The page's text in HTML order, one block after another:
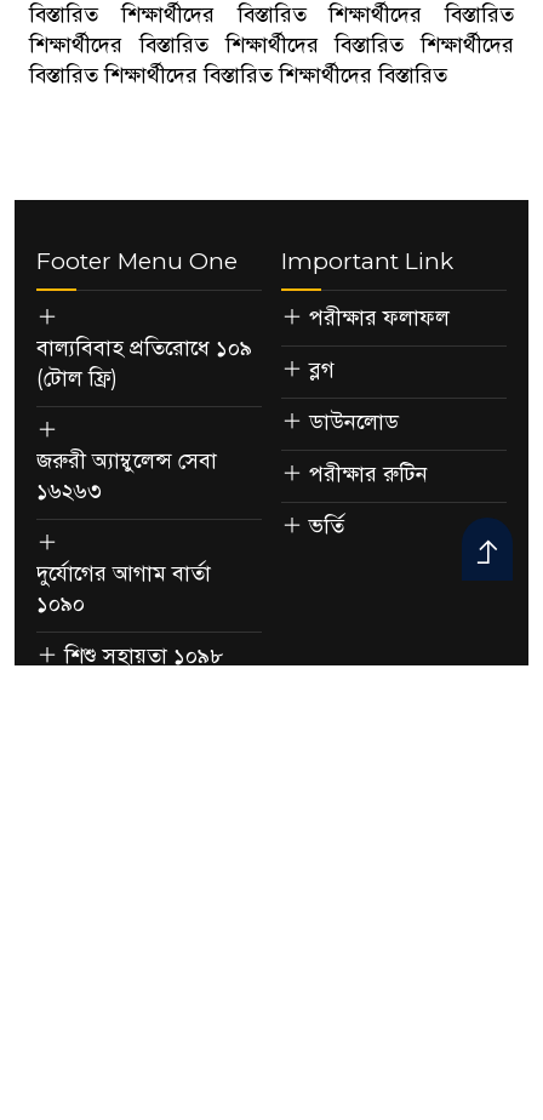
বিস্তারিত শিক্ষার্থীদের বিস্তারিত শিক্ষার্থীদের বিস্তারিত
শিক্ষার্থীদের বিস্তারিত শিক্ষার্থীদের বিস্তারিত শিক্ষার্থীদের
বিস্তারিত শিক্ষার্থীদের বিস্তারিত শিক্ষার্থীদের বিস্তারিত
Footer Menu One
বাল্যবিবাহ প্রতিরোধে ১০৯
(টোল ফ্রি)
জরুরী অ্যাম্বুলেন্স সেবা
১৬২৬৩
দুর্যোগের আগাম বার্তা
১০৯০
শিশু সহায়তা ১০৯৮
Important Link
পরীক্ষার ফলাফল
ব্লগ
ডাউনলোড
পরীক্ষার রুটিন
ভর্তি